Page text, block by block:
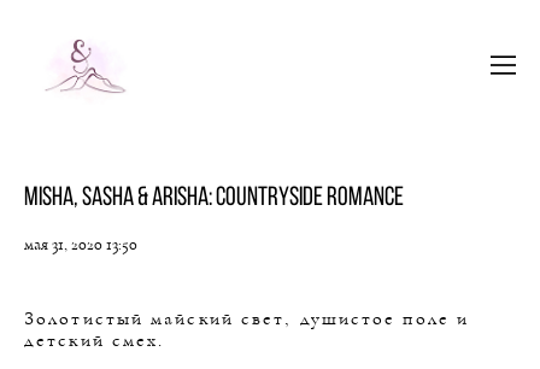
мая 31, 2020 13:50
Misha, Sasha & Arisha: Countryside Romance
Золотистый майский свет, душистое поле и
детский смех.